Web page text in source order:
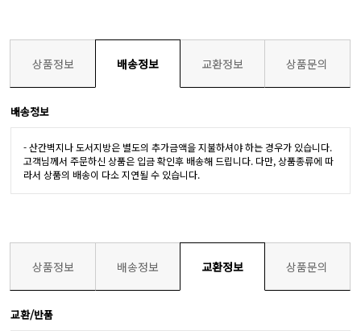
상품정보 배송정보 교환정보 상품문의
배송정보
- 산간벽지나 도서지방은 별도의 추가금액을 지불하셔야 하는 경우가 있습니다.
고객님께서 주문하신 상품은 입금 확인후 배송해 드립니다. 다만, 상품종류에 따
라서 상품의 배송이 다소 지연될 수 있습니다.
상품정보 배송정보 교환정보 상품문의
교환/반품